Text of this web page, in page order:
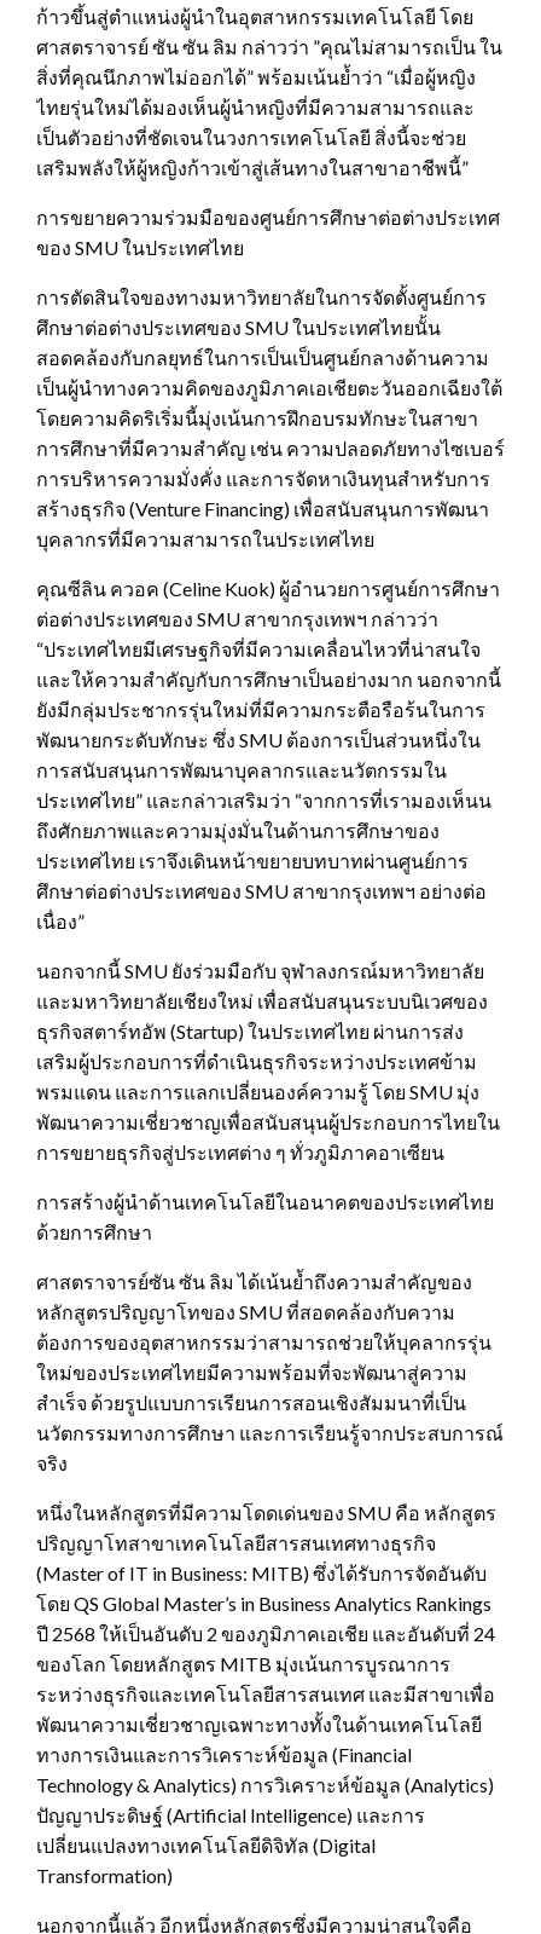
ก้าวขึ้นสู่ตำแหน่งผู้นำในอุตสาหกรรมเทคโนโลยี โดย
ศาสตราจารย์ ซัน ซัน ลิม กล่าวว่า ‎”คุณไม่สามารถเป็น ใน
สิ่งที่คุณนึกภาพไม่ออกได้”‎ พร้อมเน้นย้ำว่า “เมื่อผู้หญิง
ไทยรุ่นใหม่ได้มองเห็นผู้นำหญิงที่มีความสามารถและ
เป็นตัวอย่างที่ชัดเจนในวงการเทคโนโลยี สิ่งนี้จะช่วย
เสริมพลังให้ผู้หญิงก้าวเข้าสู่เส้นทางในสาขาอาชีพนี้”
การขยายความร่วมมือของศูนย์การศึกษาต่อต่างประเทศ
ของ SMU ในประเทศไทย
การตัดสินใจของทางมหาวิทยาลัยในการจัดตั้งศูนย์การ
ศึกษาต่อต่างประเทศของ SMU ในประเทศไทยนั้น
สอดคล้องกับกลยุทธ์ในการเป็นเป็นศูนย์กลางด้านความ
เป็นผู้นำทางความคิดของภูมิภาคเอเชียตะวันออกเฉียงใต้
โดยความคิดริเริ่มนี้มุ่งเน้นการฝึกอบรมทักษะในสาขา
การศึกษาที่มีความสำคัญ เช่น ความปลอดภัยทางไซเบอร์
การบริหารความมั่งคั่ง และการจัดหาเงินทุนสำหรับการ
สร้างธุรกิจ (Venture Financing) เพื่อสนับสนุนการพัฒนา
บุคลากรที่มีความสามารถในประเทศไทย
คุณซีลิน ควอค (Celine Kuok‎) ผู้อำนวยการศูนย์การศึกษา
ต่อต่างประเทศของ SMU สาขากรุงเทพฯ กล่าวว่า
“ประเทศไทยมีเศรษฐกิจที่มีความเคลื่อนไหวที่น่าสนใจ
และให้ความสำคัญกับการศึกษาเป็นอย่างมาก นอกจากนี้
ยังมีกลุ่มประชากรรุ่นใหม่ที่มีความกระตือรือร้นในการ
พัฒนายกระดับทักษะ ซึ่ง SMU ต้องการเป็นส่วนหนึ่งใน
การสนับสนุนการพัฒนาบุคลากรและนวัตกรรมใน
ประเทศไทย” และกล่าวเสริมว่า “จากการที่เรามองเห็นน
ถึงศักยภาพและความมุ่งมั่นในด้านการศึกษาของ
ประเทศไทย เราจึงเดินหน้าขยายบทบาทผ่านศูนย์การ
ศึกษาต่อต่างประเทศของ SMU สาขากรุงเทพฯ อย่างต่อ
เนื่อง‎”‎
นอกจากนี้ SMU ยังร่วมมือกับ จุฬาลงกรณ์มหาวิทยาลัย
และมหาวิทยาลัยเชียงใหม่ เพื่อสนับสนุนระบบนิเวศของ
ธุรกิจสตาร์ทอัพ (Startup) ในประเทศไทย ผ่านการส่ง
เสริมผู้ประกอบการที่ดำเนินธุรกิจระหว่างประเทศข้าม
พรมแดน และการแลกเปลี่ยนองค์ความรู้ โดย SMU มุ่ง
พัฒนาความเชี่ยวชาญเพื่อสนับสนุนผู้ประกอบการไทยใน
การขยายธุรกิจสู่ประเทศต่าง ๆ ทั่วภูมิภาคอาเซียน
การสร้างผู้นำด้านเทคโนโลยีในอนาคตของประเทศไทย
ด้วยการศึกษา
ศาสตราจารย์ซัน ซัน ลิม ได้เน้นย้ำถึงความสำคัญของ
หลักสูตรปริญญาโทของ SMU ที่สอดคล้องกับความ
ต้องการของอุตสาหกรรมว่าสามารถช่วยให้บุคลากรรุ่น
ใหม่ของประเทศไทยมีความพร้อมที่จะพัฒนาสู่ความ
สำเร็จ ด้วยรูปแบบการเรียนการสอนเชิงสัมมนาที่เป็น
นวัตกรรมทางการศึกษา และการเรียนรู้จากประสบการณ์
จริง
หนึ่งในหลักสูตรที่มีความโดดเด่นของ SMU คือ หลักสูตร
ปริญญาโทสาขาเทคโนโลยีสารสนเทศทางธุรกิจ
(Master of IT in Business: MITB) ซึ่งได้รับการจัดอันดับ
โดย QS Global Master’s in Business Analytics Rankings
ปี 2568 ‎ให้เป็นอันดับ 2 ของภูมิภาคเอเชีย และอันดับที่ 24
ของโลก โดยหลักสูตร MITB มุ่งเน้นการบูรณาการ
ระหว่างธุรกิจและเทคโนโลยีสารสนเทศ และมีสาขาเพื่อ
พัฒนาความเชี่ยวชาญเฉพาะทางทั้งในด้านเทคโนโลยี
ทางการเงินและการวิเคราะห์ข้อมูล (Financial
Technology & Analytics) การวิเคราะห์ข้อมูล (Analytics)
ปัญญาประดิษฐ์ (Artificial Intelligence) และการ
เปลี่ยนแปลงทางเทคโนโลยีดิจิทัล (Digital
Transformation)
นอกจากนี้แล้ว อีกหนึ่งหลักสูตรซึ่งมีความน่าสนใจคือ